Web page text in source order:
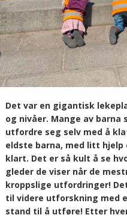
Det var en gigantisk
og nivåer. Mange av barna
utfordre seg selv med å
eldste barna, med litt
klart. Det er så kult å se
gleder de viser når de
kroppslige utfordringer!
til videre utforskning med
stand til å utføre! Etter